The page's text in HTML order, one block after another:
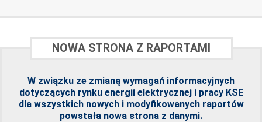
NOWA STRONA Z RAPORTAMI
W związku ze zmianą wymagań informacyjnych
dotyczących rynku energii elektrycznej i pracy KSE
dla wszystkich nowych i modyfikowanych raportów
powstała nowa strona z danymi.